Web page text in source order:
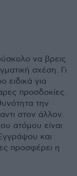
να βρεις
σχέση. Γι
ειδικά για
προσδοκίες.
την
στον άλλον.
ατόμου είναι
και
προσφέρει η